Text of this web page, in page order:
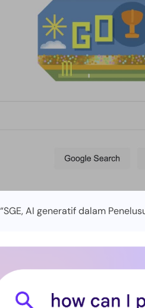
AI generatif dalam